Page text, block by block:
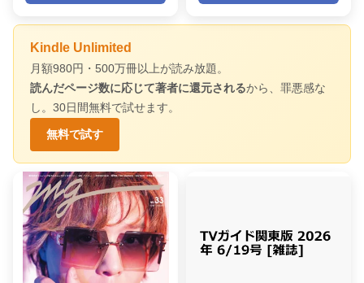
Kindle Unlimited
月額980円・500万冊以上が読み放題。
読んだページ数に応じて著者に還元されるから、罪悪感な
し。30日間無料で試せます。
無料で試す